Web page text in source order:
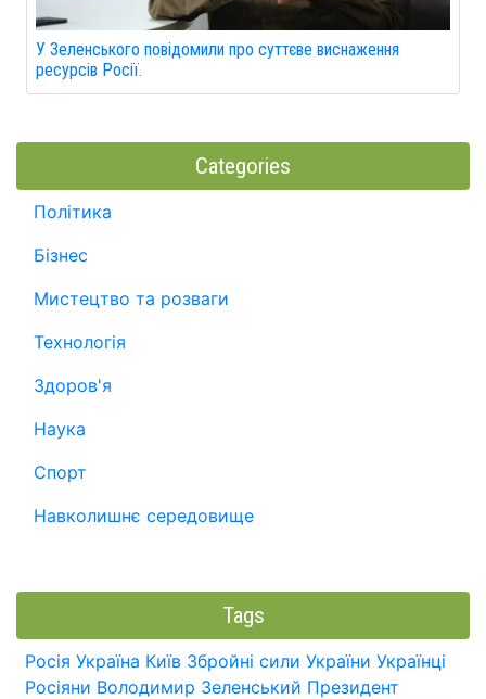
У Зеленського повідомили про суттєве виснаження
ресурсів Росії.
Categories
Політика
Бізнес
Мистецтво та розваги
Технологія
Здоров'я
Наука
Спорт
Навколишнє середовище
Tags
Росія Україна Київ Збройні сили України Українці
Росіяни Володимир Зеленський Президент